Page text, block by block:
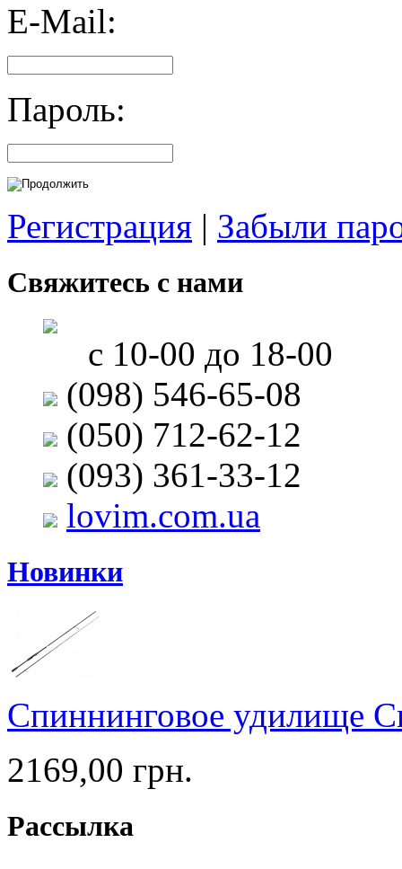
E-Mail:
Пароль:
Регистрация | Забыли
Свяжитесь с нами
с 10-00 до 18-00
(098) 546-65-08
(050) 712-62-12
(093) 361-33-12
lovim.com.ua
Новинки
Спиннинговое удилище
2169,00 грн.
Рассылка